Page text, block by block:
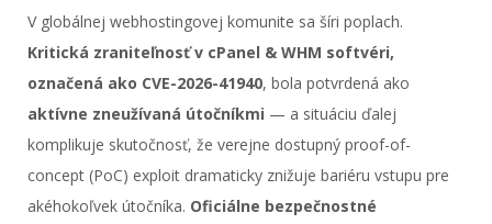
V globálnej webhostingovej komunite sa šíri poplach.
Kritická zraniteľnosť v cPanel & WHM softvéri,
označená ako CVE-2026-41940, bola potvrdená ako
aktívne zneužívaná útočníkmi — a situáciu ďalej
komplikuje skutočnosť, že verejne dostupný proof-of-
concept (PoC) exploit dramaticky znižuje bariéru vstupu pre
akéhokoľvek útočníka. Oficiálne bezpečnostné